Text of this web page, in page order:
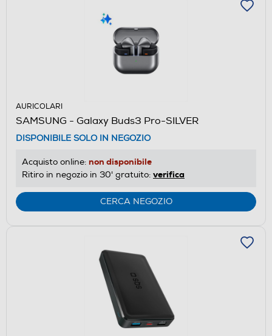
AURICOLARI
SAMSUNG - Galaxy Buds3 Pro-SILVER
DISPONIBILE SOLO IN NEGOZIO
Acquisto online: non disponibile
Ritiro in negozio in 30' gratuito: verifica
CERCA NEGOZIO